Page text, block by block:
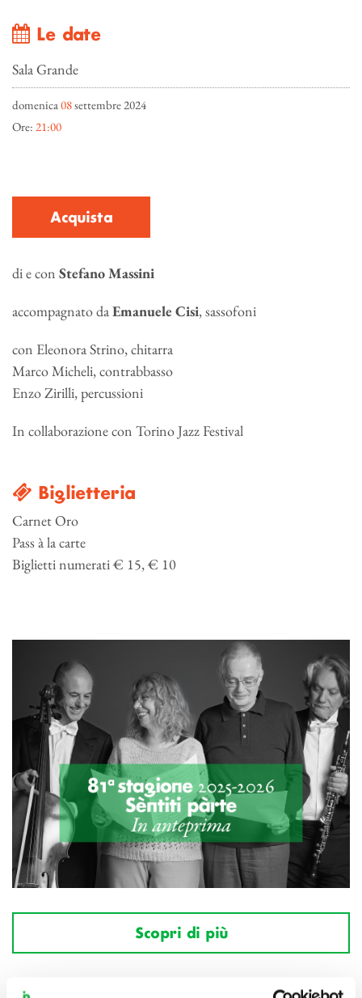
Le date
Sala Grande
domenica08settembre 2024
Ore: 21:00
Acquista
di e con Stefano Massini
accompagnato daEmanuele Cisi, sassofoni
con Eleonora Strino, chitarra
Marco Micheli, contrabbasso
Enzo Zirilli, percussioni
In collaborazione con Torino Jazz Festival
Biglietteria
Carnet Oro
Pass à la carte
Biglietti numerati € 15, € 10
Scopri di più